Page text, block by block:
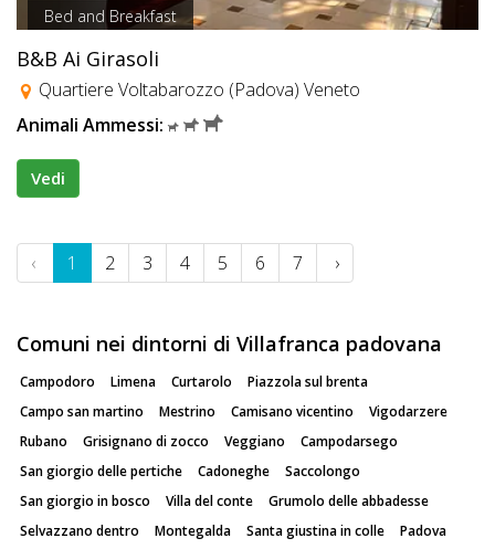
Bed and Breakfast
B&B Ai Girasoli
Quartiere Voltabarozzo (Padova) Veneto
Animali Ammessi:
Vedi
‹ 1 2 3 4 5 6 7 ›
Comuni nei dintorni di Villafranca padovana
Campodoro Limena Curtarolo
Piazzola sul brenta
Campo san martino
Mestrino Camisano vicentino
Vigodarzere
Rubano
Grisignano di zocco Veggiano
Campodarsego
San giorgio delle pertiche
Cadoneghe
Saccolongo
San giorgio in bosco
Villa del conte
Grumolo delle abbadesse
Selvazzano dentro
Montegalda Santa giustina in colle
Padova